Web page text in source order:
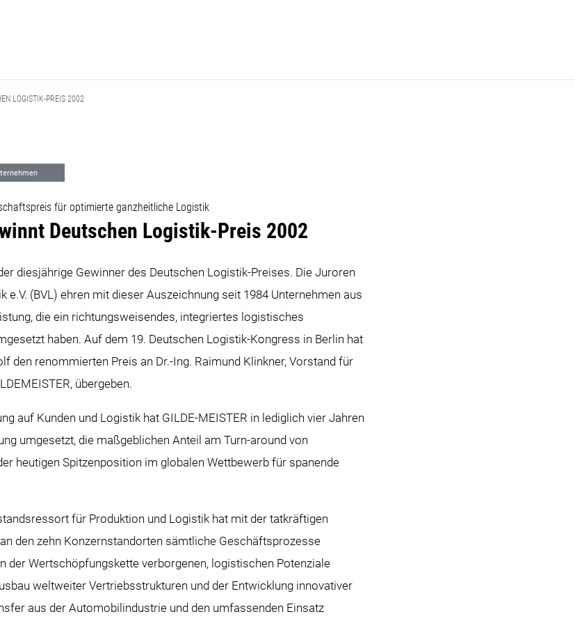
LOGISTIK-PREIS 2002
für optimierte ganzheitliche Logistik
Deutschen Logistik-Preis 2002
diesjährige Gewinner des Deutschen Logistik-Preises. Die Juroren
e.V. (BVL) ehren mit dieser Auszeichnung seit 1984 Unternehmen aus
die ein richtungsweisendes, integriertes logistisches
haben. Auf dem 19. Deutschen Logistik-Kongress in Berlin hat
den renommierten Preis an Dr.-Ing. Raimund Klinkner, Vorstand für
übergeben.
auf Kunden und Logistik hat GILDE-MEISTER in lediglich vier Jahren
umgesetzt, die maßgeblichen Anteil am Turn-around von
heutigen Spitzenposition im globalen Wettbewerb für spanende
für Produktion und Logistik hat mit der tatkräftigen
den zehn Konzernstandorten sämtliche Geschäftsprozesse
der Wertschöpfungskette verborgenen, logistischen Potenziale
weltweiter Vertriebsstrukturen und der Entwicklung innovativer
aus der Automobilindustrie und den umfassenden Einsatz